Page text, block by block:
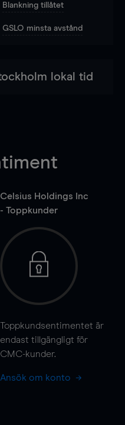
Blankning tillåtet
GSLO minsta avstånd
lokal tid
Celsius Holdings Inc
- Toppkunder
Toppkundsentimentet är
endast tillgängligt för
CMC-kunder.
Ansök om konto